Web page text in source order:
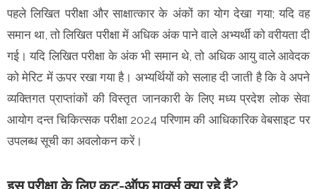
पहले लिखित परीक्षा और साक्षात्कार के अंकों का योग देखा गया; यदि वह
समान था, तो लिखित परीक्षा में अधिक अंक पाने वाले अभ्यर्थी को वरीयता दी
गई। यदि लिखित परीक्षा के अंक भी समान थे, तो अधिक आयु वाले आवेदक
को मेरिट में ऊपर रखा गया है। अभ्यर्थियों को सलाह दी जाती है कि वे अपने
व्यक्तिगत प्राप्तांकों की विस्तृत जानकारी के लिए मध्य प्रदेश लोक सेवा
आयोग दन्त चिकित्सक परीक्षा 2024 परिणाम की आधिकारिक वेबसाइट पर
उपलब्ध सूची का अवलोकन करें।